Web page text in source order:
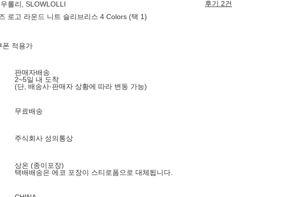
롤리, SLOWLOLLI
후기 2건
로고 라운드 니트 슬리브리스 4 Colors (택 1)
폰 적용가
판매자배송
2~5일 내 도착
(단, 배송사·판매자 상황에 따라 변동 가능)
무료배송
주식회사 성의통상
상온 (종이포장)
택배배송은 에코 포장이 스티로폼으로 대체됩니다.